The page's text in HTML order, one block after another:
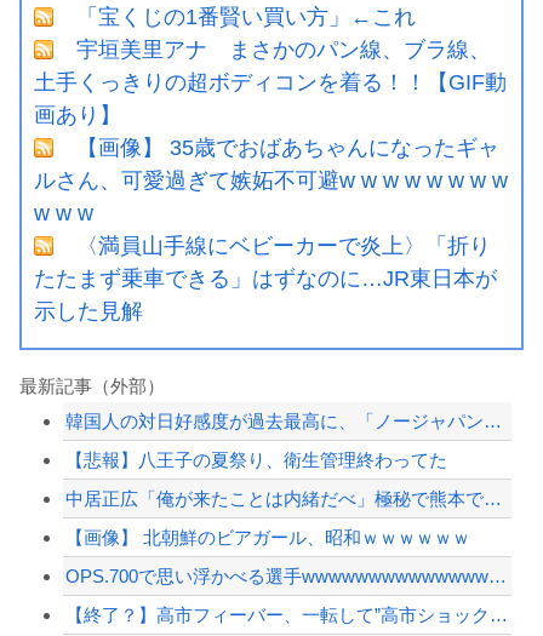
「宝くじの1番賢い買い方」←これ
宇垣美里アナ まさかのパン線、ブラ線、
土手くっきりの超ボディコンを着る！！【GIF動
画あり】
【画像】 35歳でおばあちゃんになったギャ
ルさん、可愛過ぎて嫉妬不可避w w w w w w w w
w w w
〈満員山手線にベビーカーで炎上〉「折り
たたまず乗車できる」はずなのに…JR東日本が
示した見解
最新記事（外部）
韓国人の対日好感度が過去最高に、「ノージャパン」は終わった？＝ネット「中国より1...
【悲報】八王子の夏祭り、衛生管理終わってた
中居正広「俺が来たことは内緒だべ」極秘で熊本でボランティアをしていたｗｗｗｗｗ
【画像】 北朝鮮のビアガール、昭和ｗｗｗｗｗｗ
OPS.700で思い浮かべる選手wwwwwwwwwwwwwwwwwwwwwwww...
【終了？】高市フィーバー、一転して”高市ショック”へ…支持率も市場も急降下ｗｗｗ...